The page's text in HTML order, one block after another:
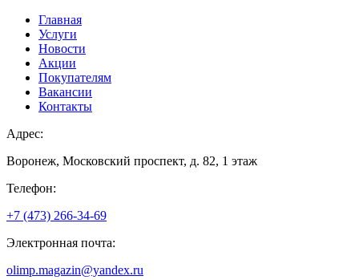
Главная
Услуги
Новости
Акции
Покупателям
Вакансии
Контакты
Адрес:
Воронеж, Московский проспект, д. 82, 1 этаж
Телефон:
+7 (473) 266-34-69
Электронная почта:
olimp.magazin@yandex.ru